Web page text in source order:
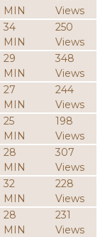
MIN
Views
34
MIN
250
Views
29
MIN
348
Views
27
MIN
244
Views
25
MIN
198
Views
28
MIN
307
Views
32
MIN
228
Views
28
MIN
231
Views